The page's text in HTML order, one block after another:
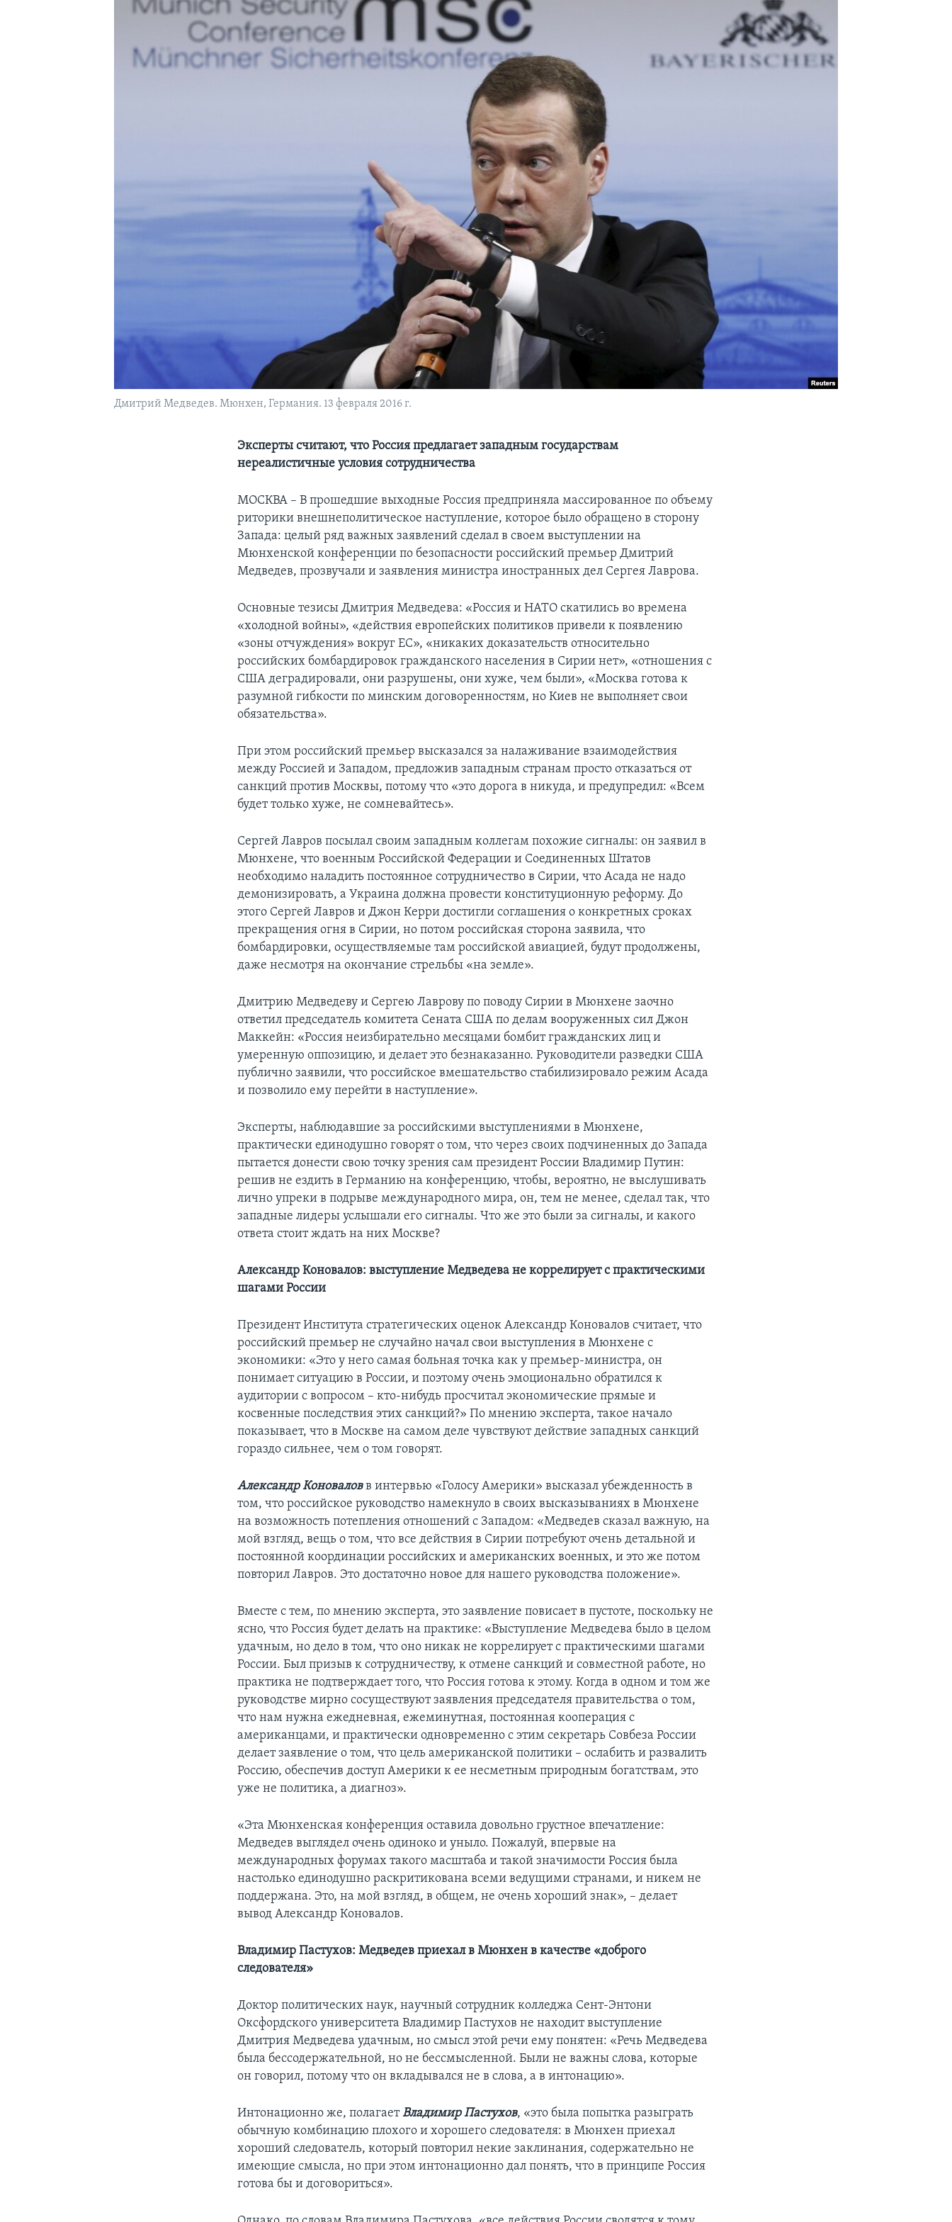
Дмитрий Медведев. Мюнхен, Германия. 13 февраля 2016 г.
Эксперты считают, что Россия предлагает западным государствам
нереалистичные условия сотрудничества
МОСКВА – В прошедшие выходные Россия предприняла массированное по объему
риторики внешнеполитическое наступление, которое было обращено в сторону
Запада: целый ряд важных заявлений сделал в своем выступлении на
Мюнхенской конференции по безопасности российский премьер Дмитрий
Медведев, прозвучали и заявления министра иностранных дел Сергея Лаврова.
Основные тезисы Дмитрия Медведева: «Россия и НАТО скатились во времена
«холодной войны», «действия европейских политиков привели к появлению
«зоны отчуждения» вокруг ЕС», «никаких доказательств относительно
российских бомбардировок гражданского населения в Сирии нет», «отношения с
США деградировали, они разрушены, они хуже, чем были», «Москва готова к
разумной гибкости по минским договоренностям, но Киев не выполняет свои
обязательства».
При этом российский премьер высказался за налаживание взаимодействия
между Россией и Западом, предложив западным странам просто отказаться от
санкций против Москвы, потому что «это дорога в никуда, и предупредил: «Всем
будет только хуже, не сомневайтесь».
Сергей Лавров посылал своим западным коллегам похожие сигналы: он заявил в
Мюнхене, что военным Российской Федерации и Соединенных Штатов
необходимо наладить постоянное сотрудничество в Сирии, что Асада не надо
демонизировать, а Украина должна провести конституционную реформу. До
этого Сергей Лавров и Джон Керри достигли соглашения о конкретных сроках
прекращения огня в Сирии, но потом российская сторона заявила, что
бомбардировки, осуществляемые там российской авиацией, будут продолжены,
даже несмотря на окончание стрельбы «на земле».
Дмитрию Медведеву и Сергею Лаврову по поводу Сирии в Мюнхене заочно
ответил председатель комитета Сената США по делам вооруженных сил Джон
Маккейн: «Россия неизбирательно месяцами бомбит гражданских лиц и
умеренную оппозицию, и делает это безнаказанно. Руководители разведки США
публично заявили, что российское вмешательство стабилизировало режим Асада
и позволило ему перейти в наступление».
Эксперты, наблюдавшие за российскими выступлениями в Мюнхене,
практически единодушно говорят о том, что через своих подчиненных до Запада
пытается донести свою точку зрения сам президент России Владимир Путин:
решив не ездить в Германию на конференцию, чтобы, вероятно, не выслушивать
лично упреки в подрыве международного мира, он, тем не менее, сделал так, что
западные лидеры услышали его сигналы. Что же это были за сигналы, и какого
ответа стоит ждать на них Москве?
Александр Коновалов: выступление Медведева не коррелирует с практическими
шагами России
Президент Института стратегических оценок Александр Коновалов считает, что
российский премьер не случайно начал свои выступления в Мюнхене с
экономики: «Это у него самая больная точка как у премьер-министра, он
понимает ситуацию в России, и поэтому очень эмоционально обратился к
аудитории с вопросом – кто-нибудь просчитал экономические прямые и
косвенные последствия этих санкций?» По мнению эксперта, такое начало
показывает, что в Москве на самом деле чувствуют действие западных санкций
гораздо сильнее, чем о том говорят.
Александр Коноваловв интервью «Голосу Америки» высказал убежденность в
том, что российское руководство намекнуло в своих высказываниях в Мюнхене
на возможность потепления отношений с Западом: «Медведев сказал важную, на
мой взгляд, вещь о том, что все действия в Сирии потребуют очень детальной и
постоянной координации российских и американских военных, и это же потом
повторил Лавров. Это достаточно новое для нашего руководства положение».
Вместе с тем, по мнению эксперта, это заявление повисает в пустоте, поскольку не
ясно, что Россия будет делать на практике: «Выступление Медведева было в целом
удачным, но дело в том, что оно никак не коррелирует с практическими шагами
России. Был призыв к сотрудничеству, к отмене санкций и совместной работе, но
практика не подтверждает того, что Россия готова к этому. Когда в одном и том же
руководстве мирно сосуществуют заявления председателя правительства о том,
что нам нужна ежедневная, ежеминутная, постоянная кооперация с
американцами, и практически одновременно с этим секретарь Совбеза России
делает заявление о том, что цель американской политики – ослабить и развалить
Россию, обеспечив доступ Америки к ее несметным природным богатствам, это
уже не политика, а диагноз».
«Эта Мюнхенская конференция оставила довольно грустное впечатление:
Медведев выглядел очень одиноко и уныло. Пожалуй, впервые на
международных форумах такого масштаба и такой значимости Россия была
настолько единодушно раскритикована всеми ведущими странами, и никем не
поддержана. Это, на мой взгляд, в общем, не очень хороший знак», – делает
вывод Александр Коновалов.
Владимир Пастухов: Медведев приехал в Мюнхен в качестве «доброго
следователя»
Доктор политических наук, научный сотрудник колледжа Сент-Энтони
Оксфордского университета Владимир Пастухов не находит выступление
Дмитрия Медведева удачным, но смысл этой речи ему понятен: «Речь Медведева
была бессодержательной, но не бессмысленной. Были не важны слова, которые
он говорил, потому что он вкладывался не в слова, а в интонацию».
Интонационно же, полагаетВладимир Пастухов, «это была попытка разыграть
обычную комбинацию плохого и хорошего следователя: в Мюнхен приехал
хороший следователь, который повторил некие заклинания, содержательно не
имеющие смысла, но при этом интонационно дал понять, что в принципе Россия
готова бы и договориться».